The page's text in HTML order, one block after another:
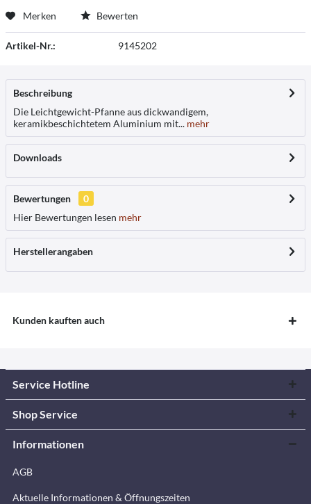
Merken Bewerten
Artikel-Nr.: 9145202
Beschreibung
Die Leichtgewicht-Pfanne aus dickwandigem,
keramikbeschichtetem Aluminium mit... mehr
Downloads
Bewertungen
0
Hier Bewertungen lesen mehr
Herstellerangaben
Kunden kauften auch
Service Hotline
Shop Service
Informationen
AGB
Aktuelle Informationen & Öffnungszeiten